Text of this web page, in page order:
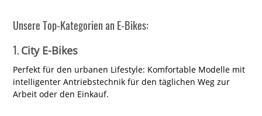
Unsere Top-Kategorien an E-Bikes:
1. City E-Bikes
Perfekt für den urbanen Lifestyle: Komfortable Modelle mit
intelligenter Antriebstechnik für den täglichen Weg zur
Arbeit oder den Einkauf.